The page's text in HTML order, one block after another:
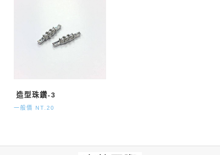
造型珠鑽-3
一般價 NT.20